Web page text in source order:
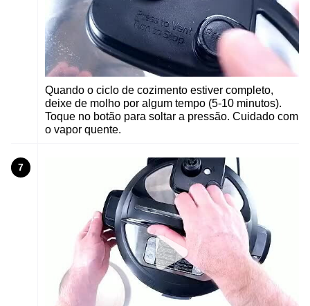
Quando o ciclo de cozimento estiver completo,
deixe de molho por algum tempo (5-10 minutos).
Toque no botão para soltar a pressão. Cuidado com
o vapor quente.
7